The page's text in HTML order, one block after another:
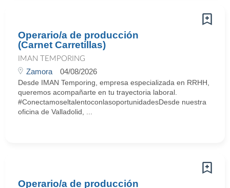
Operario/a de producción
(Carnet Carretillas)
IMAN TEMPORING
Zamora 04/08/2026
Desde IMAN Temporing, empresa especializada en RRHH,
queremos acompañarte en tu trayectoria laboral.
#ConectamoseltalentoconlasoportunidadesDesde nuestra
oficina de Valladolid, ...
Operario/a de producción